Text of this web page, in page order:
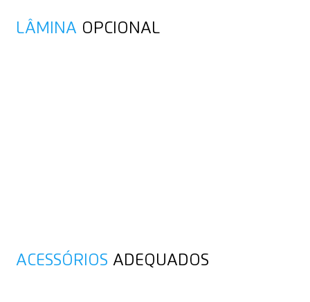
LÂMINA OPCIONAL
ACESSÓRIOS ADEQUADOS